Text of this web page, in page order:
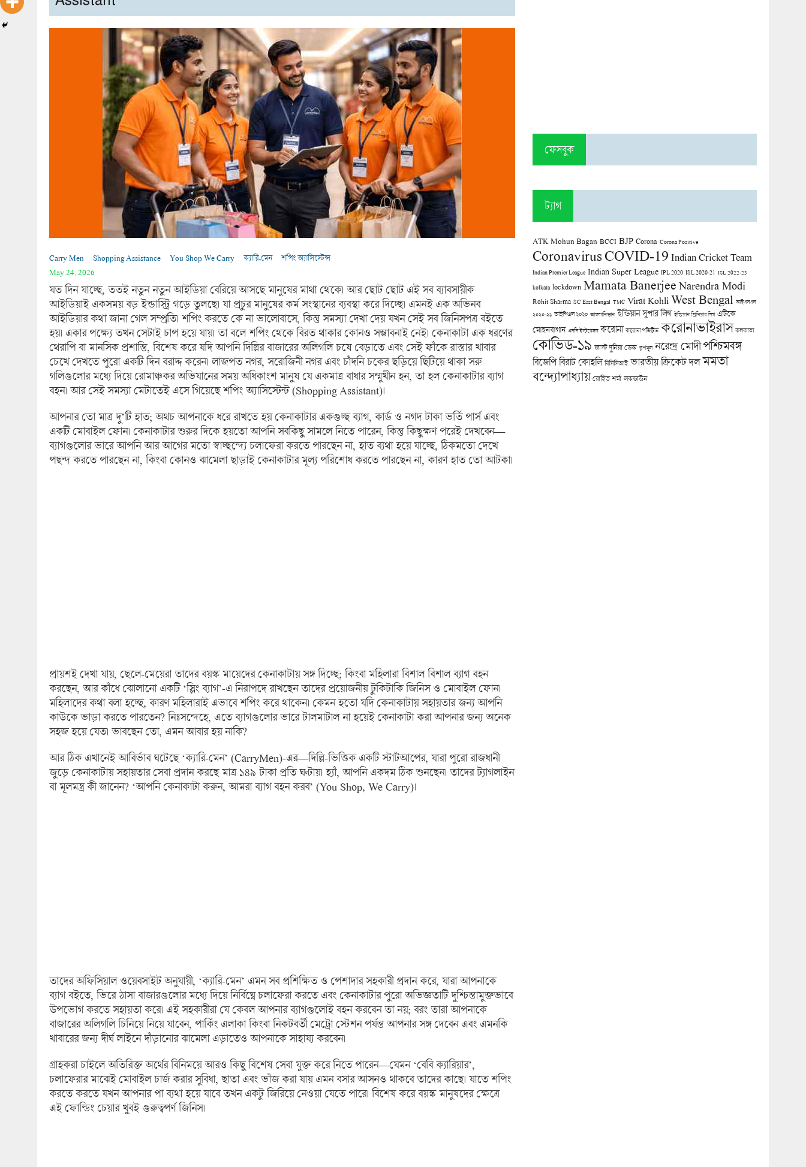
Carry Men Shopping Assistance You Shop We Carry ক্যারি-মেন
শপিং অ্যাসিস্টেন্স
May 24, 2026
যত দিন যাচ্ছে, ততই নতুন নতুন আইডিয়া বেরিয়ে আসছে মানুষের মাথা থেকে। আর ছোট ছোট এই সব ব্যাবসায়ীক
আইডিয়াই একসময় বড় ইন্ডাস্ট্রি গড়ে তুলছে। যা প্রচুর মানুষের কর্ম সংস্থানের ব্যবস্থা করে দিচ্ছে। এমনই এক অভিনব
আইডিয়ার কথা জানা গেল সম্প্রতি। শপিং করতে কে না ভালোবাসে, কিন্তু সমস্যা দেখা দেয় যখন সেই সব জিনিসপত্র বইতে
হয়। একার পক্ষ্যে তখন সেটাই চাপ হয়ে যায়। তা বলে শপিং থেকে বিরত থাকার কোনও সম্ভাবনাই নেই। কেনাকাটা এক ধরণের
থেরাপি বা মানসিক প্রশান্তি, বিশেষ করে যদি আপনি দিল্লির বাজারের অলিগলি চষে বেড়াতে এবং সেই ফাঁকে রাস্তার খাবার
চেখে দেখতে পুরো একটি দিন বরাদ্দ করেন। লাজপত নগর, সরোজিনী নগর এবং চাঁদনি চকের ছড়িয়ে ছিটিয়ে থাকা সরু
গলিগুলোর মধ্যে দিয়ে রোমাঞ্চকর অভিযানের সময় অধিকাংশ মানুষ যে একমাত্র বাধার সম্মুখীন হন, তা হল কেনাকাটার ব্যাগ
বহন। আর সেই সমস্যা মেটাতেই এসে গিয়েছে শপিং অ্যাসিস্টেন্ট (Shopping Assistant)।
আপনার তো মাত্র দু’টি হাত; অথচ আপনাকে ধরে রাখতে হয় কেনাকাটার একগুচ্ছ ব্যাগ, কার্ড ও নগদ টাকা ভর্তি পার্স এবং
একটি মোবাইল ফোন। কেনাকাটার শুরুর দিকে হয়তো আপনি সবকিছু সামলে নিতে পারেন, কিন্তু কিছুক্ষণ পরেই দেখবেন—
ব্যাগগুলোর ভারে আপনি আর আগের মতো স্বাচ্ছন্দ্যে চলাফেরা করতে পারছেন না, হাত ব্যথা হয়ে যাচ্ছে, ঠিকমতো দেখে
পছন্দ করতে পারছেন না, কিংবা কোনও ঝামেলা ছাড়াই কেনাকাটার মূল্য পরিশোধ করতে পারছেন না, কারণ হাত তো আটকা।
প্রায়শই দেখা যায়, ছেলে-মেয়েরা তাদের বয়স্ক মায়েদের কেনাকাটায় সঙ্গ দিচ্ছে; কিংবা মহিলারা বিশাল বিশাল ব্যাগ বহন
করছেন, আর কাঁধে ঝোলানো একটি ‘স্লিং ব্যাগ’-এ নিরাপদে রাখছেন তাদের প্রয়োজনীয় টুকিটাকি জিনিস ও মোবাইল ফোন।
মহিলাদের কথা বলা হচ্ছে, কারণ মহিলারাই এভাবে শপিং করে থাকেন। কেমন হতো যদি কেনাকাটায় সহায়তার জন্য আপনি
কাউকে ভাড়া করতে পারতেন? নিঃসন্দেহে, এতে ব্যাগগুলোর ভারে টালমাটাল না হয়েই কেনাকাটা করা আপনার জন্য অনেক
সহজ হয়ে যেত। ভাবছেন তো, এমন আবার হয় নাকি?
আর ঠিক এখানেই আবির্ভাব ঘটেছে ‘ক্যারি-মেন’ (CarryMen)-এর—দিল্লি-ভিত্তিক একটি স্টার্টআপের, যারা পুরো রাজধানী
জুড়ে কেনাকাটায় সহায়তার সেবা প্রদান করছে মাত্র ১৪৯ টাকা প্রতি ঘণ্টায়। হ্যাঁ, আপনি একদম ঠিক শুনছেন। তাদের ট্যাগলাইন
বা মূলমন্ত্র কী জানেন? ‘আপনি কেনাকাটা করুন, আমরা ব্যাগ বহন করব’ (You Shop, We Carry)।
তাদের অফিসিয়াল ওয়েবসাইট অনুযায়ী, ‘ক্যারি-মেন’ এমন সব প্রশিক্ষিত ও পেশাদার সহকারী প্রদান করে, যারা আপনাকে
ব্যাগ বইতে, ভিরে ঠাসা বাজারগুলোর মধ্যে দিয়ে নির্বিঘ্নে চলাফেরা করতে এবং কেনাকাটার পুরো অভিজ্ঞতাটি দুশ্চিন্তামুক্তভাবে
উপভোগ করতে সহায়তা করে। এই সহকারীরা যে কেবল আপনার ব্যাগগুলোই বহন করবেন তা নয়; বরং তারা আপনাকে
বাজারের অলিগলি চিনিয়ে নিয়ে যাবেন, পার্কিং এলাকা কিংবা নিকটবর্তী মেট্রো স্টেশন পর্যন্ত আপনার সঙ্গ দেবেন এবং এমনকি
খাবারের জন্য দীর্ঘ লাইনে দাঁড়ানোর ঝামেলা এড়াতেও আপনাকে সাহায্য করবেন।
গ্রাহকরা চাইলে অতিরিক্ত অর্থের বিনিময়ে আরও কিছু বিশেষ সেবা যুক্ত করে নিতে পারেন—যেমন ‘বেবি ক্যারিয়ার’,
চলাফেরার মাঝেই মোবাইল চার্জ করার সুবিধা, ছাতা এবং ভাঁজ করা যায় এমন বসার আসনও থাকবে তাদের কাছে। যাতে শপিং
করতে করতে যখন আপনার পা ব্যথা হয়ে যাবে তখন একটু জিরিয়ে নেওয়া যেতে পারে। বিশেষ করে বয়স্ক মানুষদের ক্ষেত্রে
এই ফোল্ডিং চেয়ার খুবই গুরুত্বপর্ণ জিনিস।
ফেসবুক
ট্যাগ
ATK Mohun Bagan BCCI BJP Corona Corona Positive
CoronavirusCOVID-19 Indian Cricket Team
Indian Premier League Indian Super League IPL 2020 ISL 2020-21 ISL 2022-23
kolkata lockdown Mamata Banerjee Narendra Modi
Rohit Sharma SC East Bengal TMC Virat Kohli West Bengal আইএসএল
২০২০-২১ আইপিএল ২০২০ আফগানিস্তান ইন্ডিয়ান সুপার লিগ ইন্ডিয়ান প্রিমিয়ার লিগ এটিকে
মোহনবাগান এসসি ইস্টবেঙ্গল করোনা করোনা পজিটিভ করোনাভাইরাস কলকাতা
কোভিড-১৯ জাস্ট দুনিয়া ডেস্ক তৃণমূল নরেন্দ্র মোদী পশ্চিমবঙ্গ
বিজেপি বিরাট কোহলি বিসিসিআই ভারতীয় ক্রিকেট দল মমতা
বন্দ্যোপাধ্যায় রোহিত শর্মা লকডাউন